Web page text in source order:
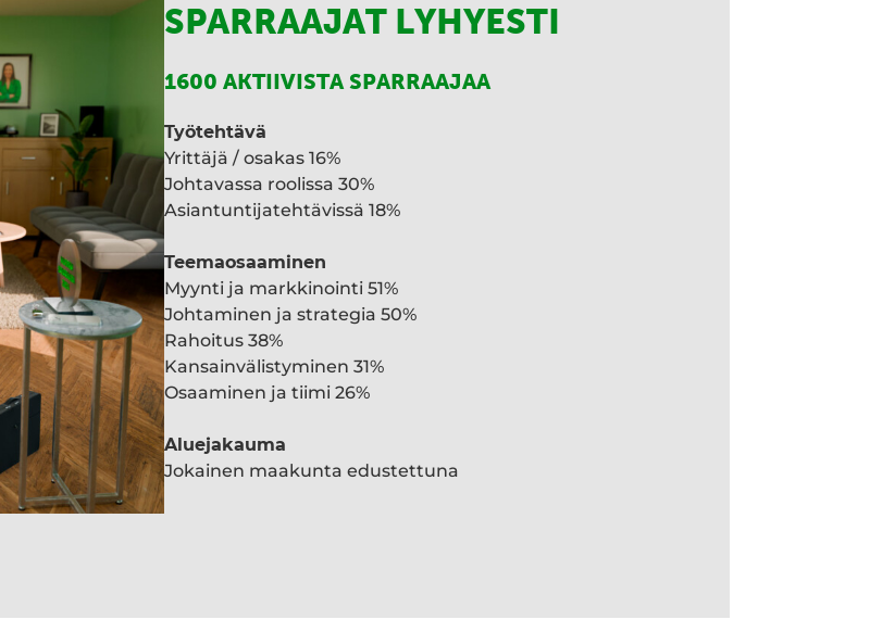
SPARRAAJAT LYHYESTI
1600 AKTIIVISTA SPARRAAJAA
Työtehtävä
Yrittäjä / osakas 16%
Johtavassa roolissa 30%
Asiantuntijatehtävissä 18%
Teemaosaaminen
Myynti ja markkinointi 51%
Johtaminen ja strategia 50%
Rahoitus 38%
Kansainvälistyminen 31%
Osaaminen ja tiimi 26%
Aluejakauma
Jokainen maakunta edustettuna